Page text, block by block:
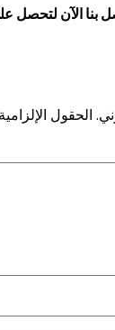
بنا الآن
الحقول